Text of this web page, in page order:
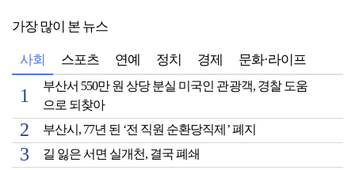
가장 많이 본 뉴스
사회 스포츠 연예 정치 경제 문화·라이프
부산서 550만 원 상당 분실 미국인 관광객, 경찰 도움
으로 되찾아
부산시, 77년 된 ‘전 직원 순환당직제’ 폐지
길 잃은 서면 실개천, 결국 폐쇄